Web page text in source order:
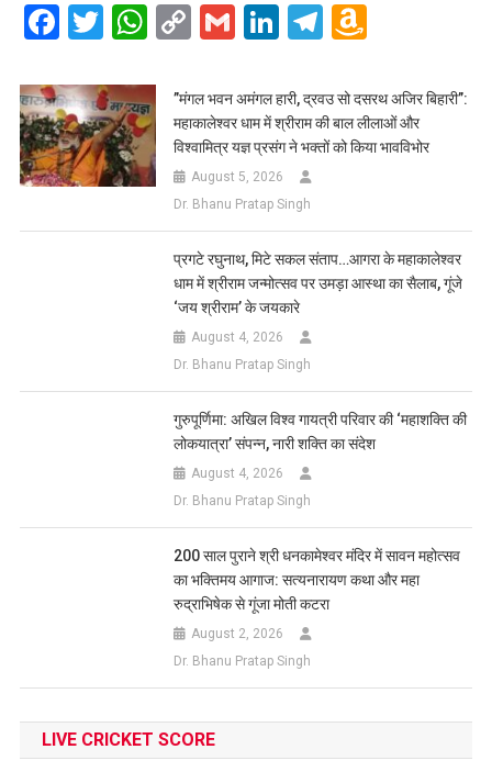
Facebook
Twitter
WhatsApp
CopyGmailLinkedIn
Telegram
List
​”मंगल भवन अमंगल हारी, द्रवउ सो दसरथ अजिर बिहारी”:
महाकालेश्वर धाम में श्रीराम की बाल लीलाओं और
विश्वामित्र यज्ञ प्रसंग ने भक्तों को किया भावविभोर
August 5, 2026
Dr. Bhanu Pratap Singh
प्रगटे रघुनाथ, मिटे सकल संताप…आगरा के महाकालेश्वर
धाम में श्रीराम जन्मोत्सव पर उमड़ा आस्था का सैलाब, गूंजे
‘जय श्रीराम’ के जयकारे
August 4, 2026
Dr. Bhanu Pratap Singh
गुरुपूर्णिमा: अखिल विश्व गायत्री परिवार की ‘महाशक्ति की
लोकयात्रा’ संपन्न, नारी शक्ति का संदेश
August 4, 2026
Dr. Bhanu Pratap Singh
200 साल पुराने श्री धनकामेश्वर मंदिर में सावन महोत्सव
का भक्तिमय आगाज: सत्यनारायण कथा और महा
रुद्राभिषेक से गूंजा मोती कटरा
August 2, 2026
Dr. Bhanu Pratap Singh
LIVE CRICKET SCORE